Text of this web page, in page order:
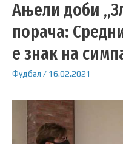
Ањели доби
порача:
е знак на
Фудбал / 16.02.2021